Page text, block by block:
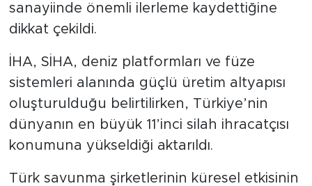
sanayiinde önemli ilerleme kaydettiğine
dikkat çekildi.
İHA, SİHA, deniz platformları ve füze
sistemleri alanında güçlü üretim altyapısı
oluşturulduğu belirtilirken, Türkiye’nin
dünyanın en büyük 11’inci silah ihracatçısı
konumuna yükseldiği aktarıldı.
Türk savunma şirketlerinin küresel etkisinin